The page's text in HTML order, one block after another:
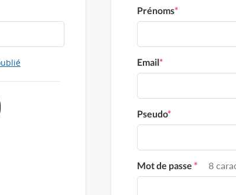
Prénoms*
Email*
Pseudo*
Mot de passe * 8